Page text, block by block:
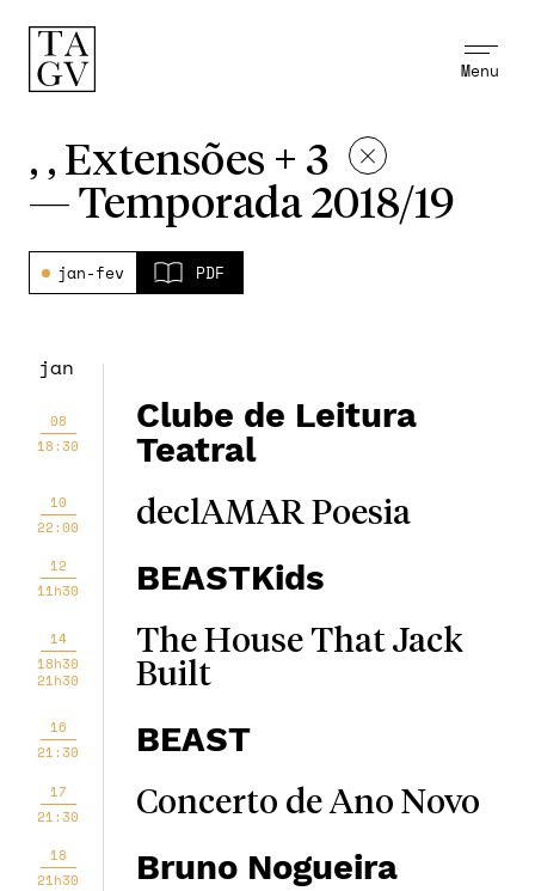
Menu
, , Extensões + 3
— Temporada 2018/19
jan-fev PDF
jan
08
18:30
Clube de Leitura
Teatral
10
22:00
declAMAR Poesia
12
11h30
BEASTKids
14
18h30
21h30
The House That Jack
Built
16
21:30
BEAST
17
21:30
Concerto de Ano Novo
18
21h30
Bruno Nogueira